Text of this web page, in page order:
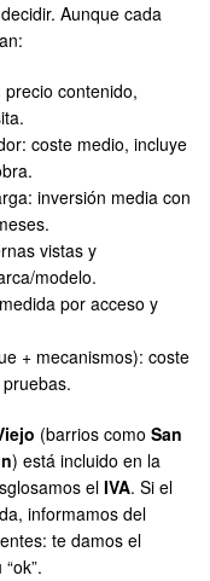
Aunque cada
contenido,
coste medio, incluye
inversión media con
vistas y
modelo.
por acceso y
+ mecanismos): coste
(barrios como San
) está incluido en la
el IVA. Si el
informamos del
te damos el